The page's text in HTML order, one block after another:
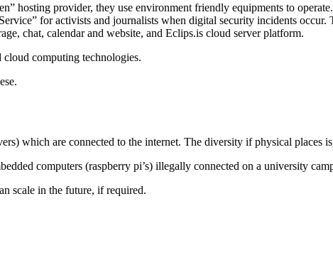
hosting provider, they use environment friendly equipments to
for activists and journalists when digital security incidents
chat, calendar and website, and Eclips.is cloud server platform.
computing technologies.
which are connected to the internet. The diversity if physical places
computers (raspberry pi’s) illegally connected on a university
scale in the future, if required.